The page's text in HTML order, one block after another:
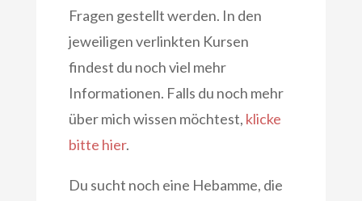
Fragen gestellt werden. In den
jeweiligen verlinkten Kursen
findest du noch viel mehr
Informationen. Falls du noch mehr
über mich wissen möchtest, klicke
bitte hier.
Du sucht noch eine Hebamme, die